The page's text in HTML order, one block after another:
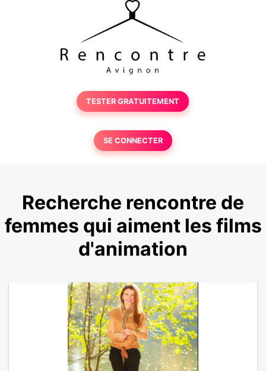
TESTER GRATUITEMENT
SE CONNECTER
Recherche rencontre de
femmes qui aiment les films
d'animation